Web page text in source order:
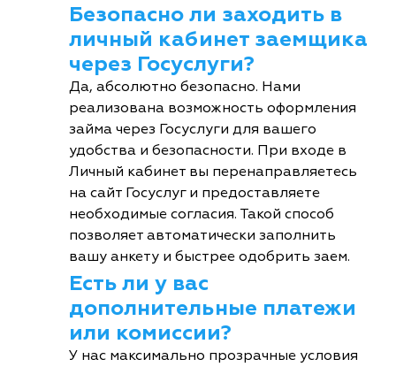
Безопасно ли заходить в
личный кабинет заемщика
через Госуслуги?
Да, абсолютно безопасно. Нами
реализована возможность оформления
займа через Госуслуги для вашего
удобства и безопасности. При входе в
Личный кабинет вы перенаправляетесь
на сайт Госуслуг и предоставляете
необходимые согласия. Такой способ
позволяет автоматически заполнить
вашу анкету и быстрее одобрить заем.
Есть ли у вас
дополнительные платежи
или комиссии?
У нас максимально прозрачные условия